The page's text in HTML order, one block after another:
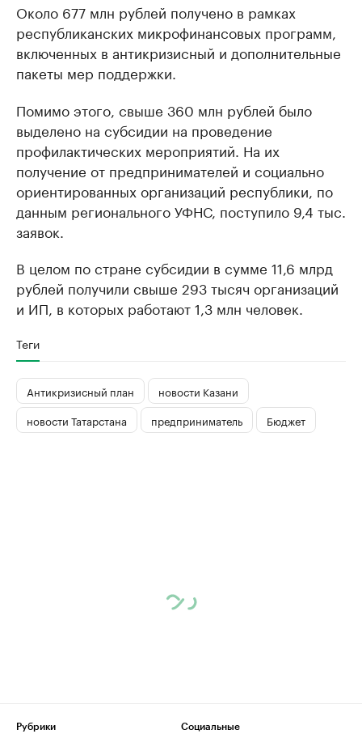
Около 677 млн рублей получено в рамках
республиканских микрофинансовых программ,
включенных в антикризисный и дополнительные
пакеты мер поддержки.
Помимо этого, свыше 360 млн рублей было
выделено на субсидии на проведение
профилактических мероприятий. На их
получение от предпринимателей и социально
ориентированных организаций республики, по
данным регионального УФНС, поступило 9,4 тыс.
заявок.
В целом по стране субсидии в сумме 11,6 млрд
рублей получили свыше 293 тысяч организаций
и ИП, в которых работают 1,3 млн человек.
Теги
Антикризисный план
новости Казани
новости Татарстана
предприниматель Бюджет
Рубрики
Социальные